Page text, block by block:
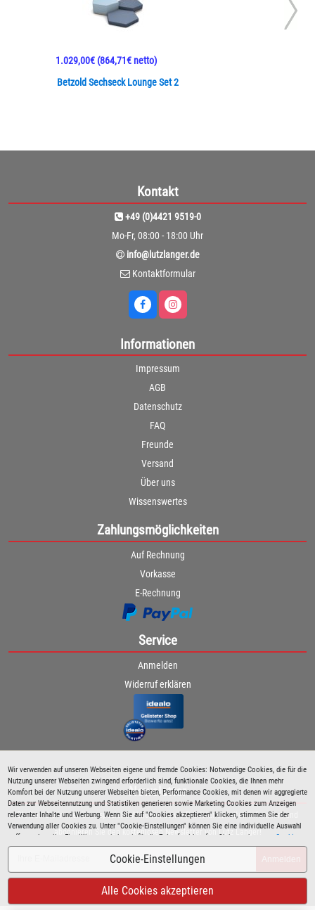
Wir verwenden auf unseren Webseiten eigene und fremde Cookies: Notwendige Cookies, die für die
Nutzung unserer Webseiten zwingend erforderlich sind, funktionale Cookies, die Ihnen mehr
Komfort bei der Nutzung unserer Webseiten bieten, Performance Cookies, mit denen wir aggregierte
Daten zur Webseitennutzung und Statistiken generieren sowie Marketing Cookies zum Anzeigen
relevanter Inhalte und Werbung. Wenn Sie auf "Cookies akzeptieren" klicken, stimmen Sie der
Verwendung aller Cookies zu. Unter "Cookie-Einstellungen" können Sie eine individuelle Auswahl
treffen und erteilte Einwilligungen jederzeit für die Zukunft widerrufen. Siehe auch unsere Cookie
Richtlinie.
Cookie-Einstellungen
Alle Cookies akzeptieren
Betzold Sechseck Lounge Set 2
1.029,00€(864,71€ netto)
Kontakt
+49 (0)4421 9519-0
Mo-Fr, 08:00 - 18:00 Uhr
info@lutzlanger.de
Kontaktformular
Informationen
Impressum
AGB
Datenschutz
FAQ
Freunde
Versand
Über uns
Wissenswertes
Zahlungsmöglichkeiten
Auf Rechnung
Vorkasse
E-Rechnung
Service
Anmelden
Widerruf erklären
Newsletter
Bleiben Sie immer über spezielle Aktionen sowie Produktneuheiten informiert und
abonnieren Sie den kostenlosen Newsletter von Lutz Langer!